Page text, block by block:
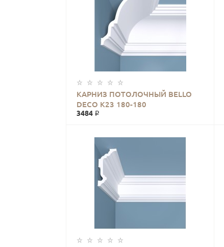
КАРНИЗ ПОТОЛОЧНЫЙ BELLO
DECO К23 180-180
3484 ₽